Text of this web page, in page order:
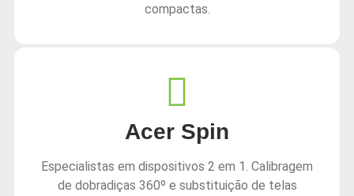
compactas.
Acer Spin
Especialistas em dispositivos 2 em 1. Calibragem
de dobradiças 360º e substituição de telas